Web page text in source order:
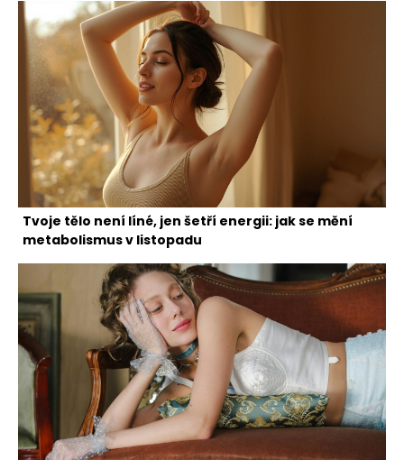
Tvoje tělo není líné, jen šetří energii: jak se mění
metabolismus v listopadu